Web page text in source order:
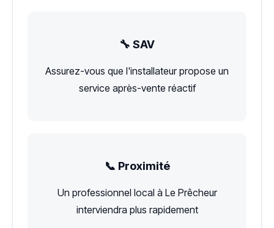
🔧 SAV
Assurez-vous que l'installateur propose un
service après-vente réactif
📞 Proximité
Un professionnel local à Le Prêcheur
interviendra plus rapidement